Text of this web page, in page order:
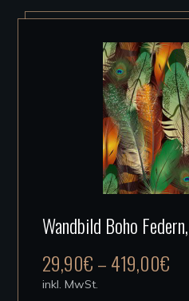
Wandbild Boho
29,90€–419,00€
inkl. MwSt.